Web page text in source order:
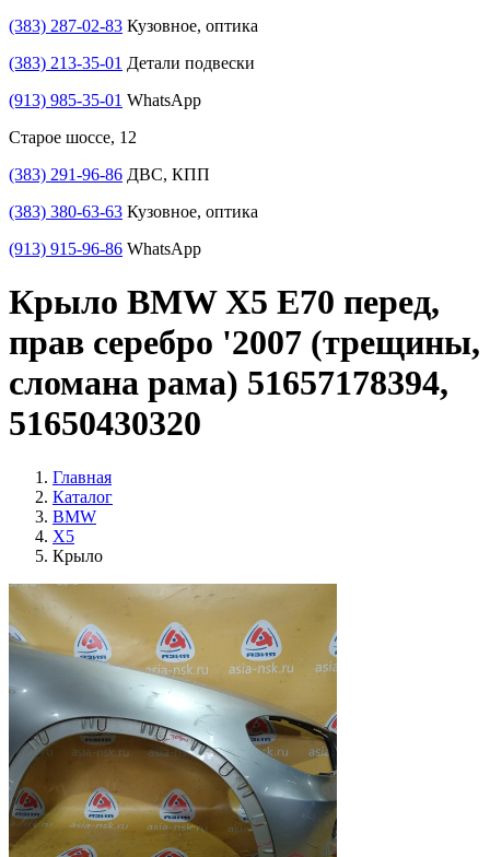
(383) 287-02-83 Кузовное, оптика
(383) 213-35-01 Детали подвески
(913) 985-35-01 WhatsApp
Старое шоссе, 12
(383) 291-96-86 ДВС, КПП
(383) 380-63-63 Кузовное, оптика
(913) 915-96-86 WhatsApp
Крыло BMW X5 E70 перед,
прав серебро '2007 (трещины,
сломана рама) 51657178394,
51650430320
Главная
Каталог
BMW
X5
Крыло